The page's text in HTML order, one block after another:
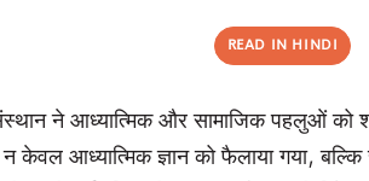
READ IN HINDI
संस्थान ने आध्यात्मिक और सामाजिक पहलुओं
केवल आध्यात्मिक ज्ञान को फैलाया गया, बल्कि